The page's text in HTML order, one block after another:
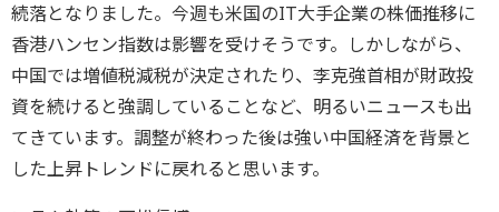
続落となりました。今週も米国のIT大手企業の株価推移に
香港ハンセン指数は影響を受けそうです。しかしながら、
中国では増値税減税が決定されたり、李克強首相が財政投
資を続けると強調していることなど、明るいニュースも出
てきています。調整が終わった後は強い中国経済を背景と
した上昇トレンドに戻れると思います。